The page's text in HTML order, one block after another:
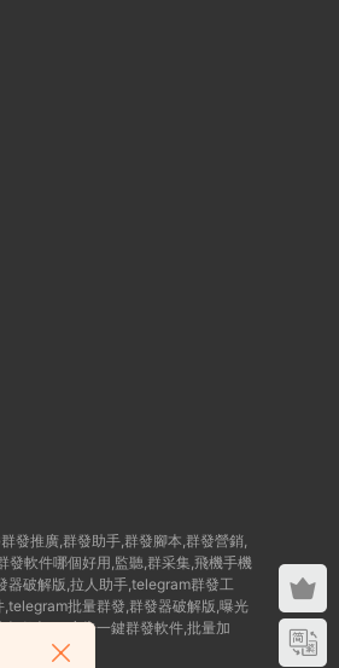
發推廣,群發助手,群發腳本,群發營銷,
軟件哪個好用,監聽,群采集,飛機手機
器破解版,拉人助手,telegram群發工
批量群發,群發器破解版,曝光
腳本,Tg廣告一鍵群發軟件,批量加
器